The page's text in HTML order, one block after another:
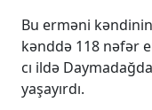
Bu erməni
kənddə 118 nəfər
cı ildə
yaşayırdı.